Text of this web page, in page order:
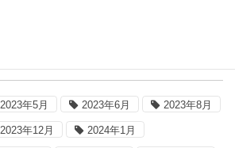
2023年5月 2023年6月 2023年8月
2023年12月 2024年1月